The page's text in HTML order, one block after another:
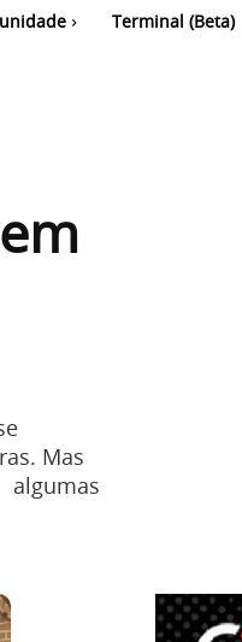
Terminal (Beta)
Mas
algumas